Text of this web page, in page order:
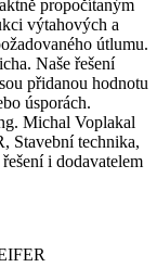
propočítaným
výtahových a
útlumu.
Naše řešení
přidanou hodnotu
úsporách.
Michal Voplakal
Stavební technika,
i dodavatelem